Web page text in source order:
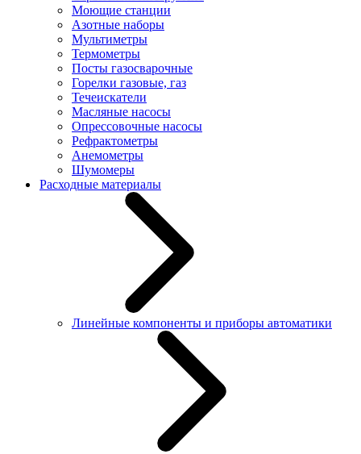
Моющие станции
Азотные наборы
Мультиметры
Термометры
Посты газосварочные
Горелки газовые, газ
Течеискатели
Масляные насосы
Опрессовочные насосы
Рефрактометры
Анемометры
Шумомеры
Расходные материалы
Линейные компоненты и приборы автоматики